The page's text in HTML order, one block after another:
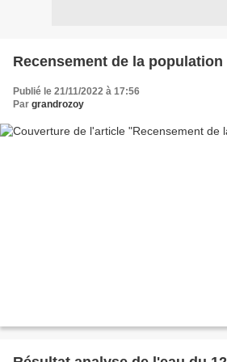
Recensement de la population
Publié le 21/11/2022 à 17:56
Par grandrozoy